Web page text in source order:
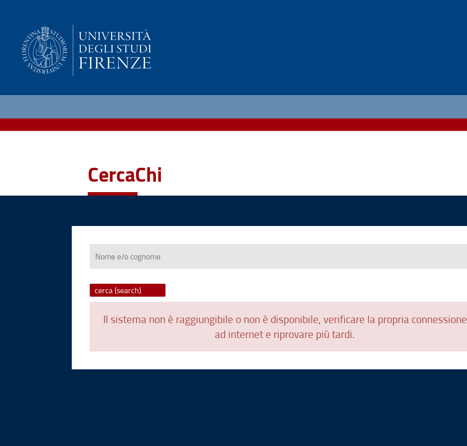
CercaChi
Nome
cognome
Il sistema non è raggiungibile o non è disponibile, verificare la propria connessione
ad internet e riprovare più tardi.